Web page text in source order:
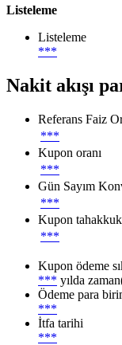
Listeleme
Listeleme
***
Nakit akışı
Referans Faiz
***
Kupon oranı
***
Gün Sayım
***
Kupon
***
Kupon ödeme
*** yılda
Ödeme para
***
İtfa tarihi
***